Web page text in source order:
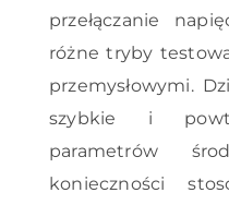
przełączanie
różne tryby
przemysłowymi.
szybkie i
parametrów
konieczności